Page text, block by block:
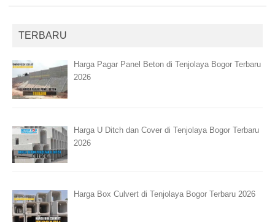
TERBARU
Harga Pagar Panel Beton di Tenjolaya Bogor Terbaru
2026
Harga U Ditch dan Cover di Tenjolaya Bogor Terbaru
2026
Harga Box Culvert di Tenjolaya Bogor Terbaru 2026